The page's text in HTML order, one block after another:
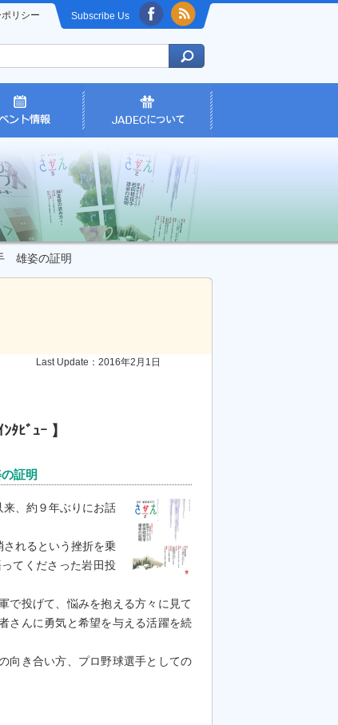
リシー Subscribe Us
雄姿の証明
Last Update：2016年2月1日
ﾋﾞｭｰ 】
証明
、約９年ぶりにお話
れるという挫折を乗
てくださった岩田投
で投げて、悩みを抱える方々に見て
さんに勇気と希望を与える活躍を続
向き合い方、プロ野球選手としての